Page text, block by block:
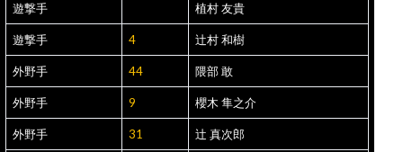
遊撃手 植村 友貴
遊撃手 4 辻村 和樹
外野手 44 隈部 敢
外野手 9 櫻木 隼之介
外野手 31 辻 真次郎